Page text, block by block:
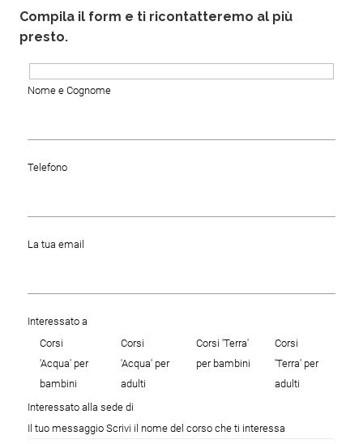
Compila il form e ti ricontatteremo al più
presto.
Nome e Cognome
Telefono
La tua email
Interessato a
Corsi
'Acqua' per
bambini
Corsi
'Acqua' per
adulti
Corsi 'Terra'
per bambini
Corsi
'Terra' per
adulti
Interessato alla sede di
Il tuo messaggio Scrivi il nome del corso che ti interessa